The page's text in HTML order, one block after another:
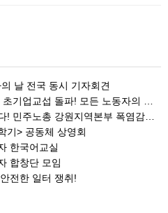
날 전국 동시 기자회견
노동자의 노동기본권 쟁취! 민주노총 7.15 총파업대회
강원지역본부 폭염감시단 선포 기자회견
기> 공동체 상영회
한국어교실
합창단 모임
전한 일터 쟁취!